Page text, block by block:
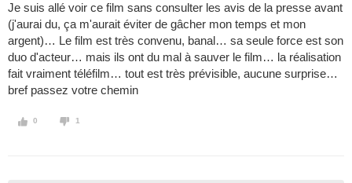
Je suis allé voir ce film sans consulter les avis de la presse avant
(j'aurai du, ça m'aurait éviter de gâcher mon temps et mon
argent)… Le film est très convenu, banal… sa seule force est son
duo d'acteur… mais ils ont du mal à sauver le film… la réalisation
fait vraiment téléfilm… tout est très prévisible, aucune surprise…
bref passez votre chemin
0 1